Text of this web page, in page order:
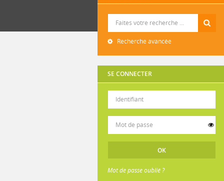
Recherche avancée
SE CONNECTER
Mot de passe oublié ?